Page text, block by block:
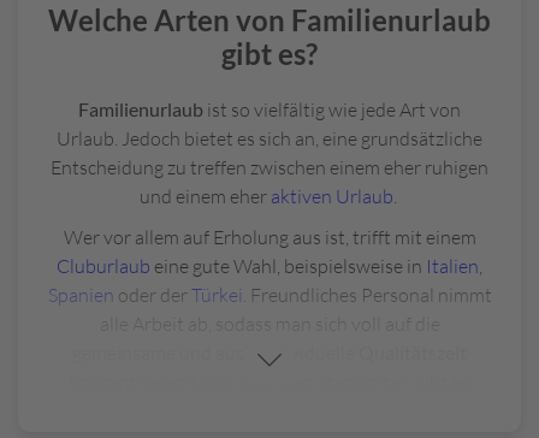
Welche Arten von Familienurlaub
gibt es?
Familienurlaub ist so vielfältig wie jede Art von
Urlaub. Jedoch bietet es sich an, eine grundsätzliche
Entscheidung zu treffen zwischen einem eher ruhigen
und einem eher aktiven Urlaub
Wer vor allem auf Erholung aus ist, trifft mit einem
Cluburlaub eine gute Wahl, beispielsweise in Italien
Spanien oder derTürkei . Freundliches Personal nimmt
alle Arbeit ab, sodass man sich voll auf die
gemeinsame und auch individuelle